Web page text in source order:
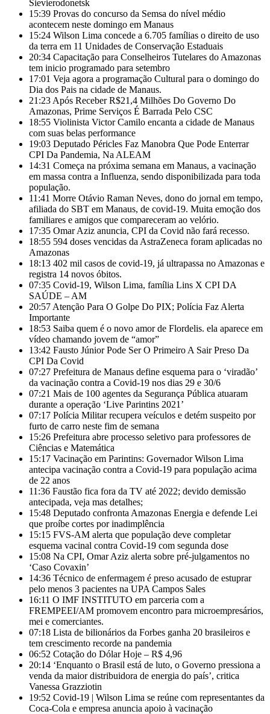
Sievierodonetsk
15:39 Provas do concurso da Semsa do nível médio
acontecem neste domingo em Manaus
15:24 Wilson Lima concede a 6.705 famílias o direito de uso
da terra em 11 Unidades de Conservação Estaduais
20:34 Capacitação para Conselheiros Tutelares do Amazonas
tem inicio programado para setembro
17:01 Veja agora a programação Cultural para o domingo do
Dia dos Pais na cidade de Manaus.
21:23 Após Receber R$21,4 Milhões Do Governo Do
Amazonas, Prime Serviços É Barrada Pelo CSC
18:55 Violinista Victor Camilo encanta a cidade de Manaus
com suas belas performance
19:03 Deputado Péricles Faz Manobra Que Pode Enterrar
CPI Da Pandemia, Na ALEAM
14:31 Começa na próxima semana em Manaus, a vacinação
em massa contra a Influenza, sendo disponibilizada para toda
população.
11:41 Morre Otávio Raman Neves, dono do jornal em tempo,
afiliada do SBT em Manaus, de covid-19. Muita emoção dos
familiares e amigos que compareceram ao velório.
17:35 Omar Aziz anuncia, CPI da Covid não fará recesso.
18:55 594 doses vencidas da AstraZeneca foram aplicadas no
Amazonas
18:13 402 mil casos de covid-19, já ultrapassa no Amazonas e
registra 14 novos óbitos.
07:35 Covid-19, Wilson Lima, família Lins X CPI DA
SAÚDE – AM
20:57 Atenção Para O Golpe Do PIX; Polícia Faz Alerta
Importante
18:53 Saiba quem é o novo amor de Flordelis. ela aparece em
vídeo chamando jovem de “amor”
13:42 Fausto Júnior Pode Ser O Primeiro A Sair Preso Da
CPI Da Covid
07:27 Prefeitura de Manaus define esquema para o ‘viradão’
da vacinação contra a Covid-19 nos dias 29 e 30/6
07:21 Mais de 100 agentes da Segurança Pública atuaram
durante a operação ‘Live Parintins 2021’
07:17 Polícia Militar recupera veículos e detém suspeito por
furto de carro neste fim de semana
15:26 Prefeitura abre processo seletivo para professores de
Ciências e Matemática
15:17 Vacinação em Parintins: Governador Wilson Lima
antecipa vacinação contra a Covid-19 para população acima
de 22 anos
11:36 Faustão fica fora da TV até 2022; devido demissão
antecipada, veja mas detalhes;
15:48 Deputado confronta Amazonas Energia e defende Lei
que proíbe cortes por inadimplência
15:15 FVS-AM alerta que população deve completar
esquema vacinal contra Covid-19 com segunda dose
15:08 Na CPI, Omar Aziz alerta sobre pré-julgamentos no
‘Caso Covaxin’
14:36 Técnico de enfermagem é preso acusado de estuprar
pelo menos 3 pacientes na UPA Campos Sales
16:11 O IMF INSTITUTO em parceria com a
FREMPEEI/AM promovem encontro para microempresários,
mei e comerciantes.
07:18 Lista de bilionários da Forbes ganha 20 brasileiros e
tem crescimento recorde na pandemia
06:52 Cotação do Dólar Hoje – R$ 4,96
20:14 ‘Enquanto o Brasil está de luto, o Governo pressiona a
venda da maior distribuidora de energia do país’, critica
Vanessa Grazziotin
19:52 Covid-19 | Wilson Lima se reúne com representantes da
Coca-Cola e empresa anuncia apoio à vacinação